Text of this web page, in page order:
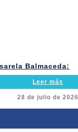
Balmaceda:
Leer más
28 de julio de 2026